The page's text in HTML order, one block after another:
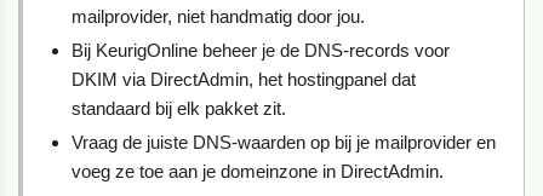
mailprovider, niet handmatig door jou.
Bij KeurigOnline beheer je de DNS-records voor
DKIM via DirectAdmin, het hostingpanel dat
standaard bij elk pakket zit.
Vraag de juiste DNS-waarden op bij je mailprovider en
voeg ze toe aan je domeinzone in DirectAdmin.